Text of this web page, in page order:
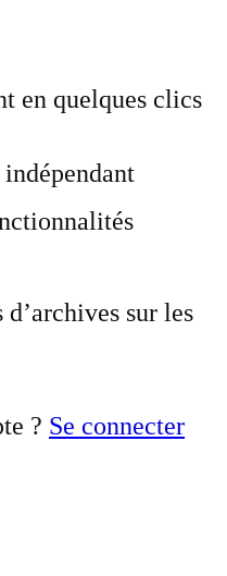
en quelques clics
sur les
? Se connecter